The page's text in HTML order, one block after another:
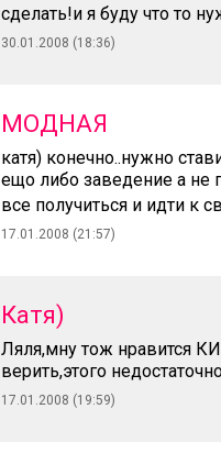
сделать!и я буду что то
30.01.2008 (18:36)
МОДНАЯ
катя) конечно..нужно
ещо либо заведение а не
все получиться и идти к
17.01.2008 (21:57)
Катя)
Ляля,мну тож нравится
верить,этого
17.01.2008 (19:59)